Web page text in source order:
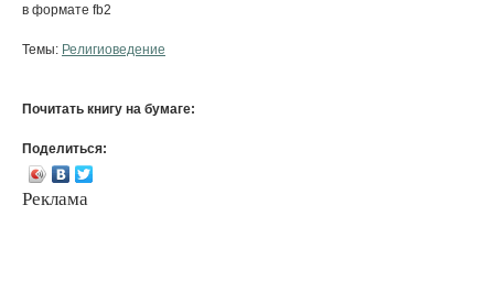
в формате fb2
Темы: Религиоведение
Почитать книгу на бумаге:
Поделиться:
Реклама